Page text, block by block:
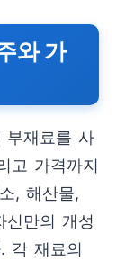
와 가
부재료를 사
고 가격까지
, 해산물,
신만의 개성
각 재료의